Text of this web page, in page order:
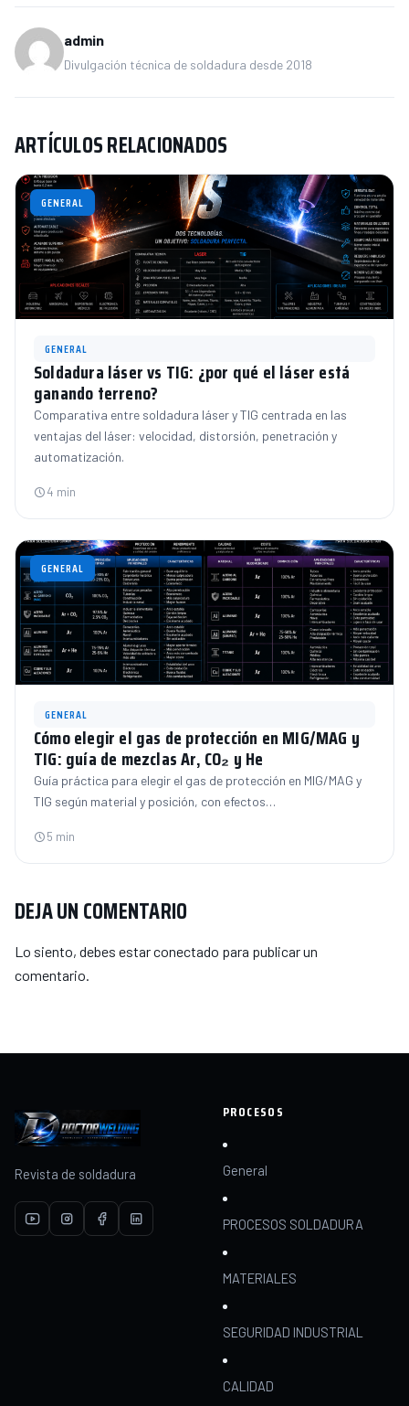
admin
Divulgación técnica de soldadura desde 2018
ARTÍCULOS RELACIONADOS
GENERAL
GENERAL
Soldadura láser vs TIG: ¿por qué el láser está
ganando terreno?
Comparativa entre soldadura láser y TIG centrada en las
ventajas del láser: velocidad, distorsión, penetración y
automatización.
4 min
GENERAL
GENERAL
Cómo elegir el gas de protección en MIG/MAG y
TIG: guía de mezclas Ar, CO₂ y He
Guía práctica para elegir el gas de protección en MIG/MAG y
TIG según material y posición, con efectos…
5 min
DEJA UN COMENTARIO
Lo siento, debes estarconectado para publicar un
comentario.
Revista de soldadura
PROCESOS
General
PROCESOS SOLDADURA
MATERIALES
SEGURIDAD INDUSTRIAL
CALIDAD